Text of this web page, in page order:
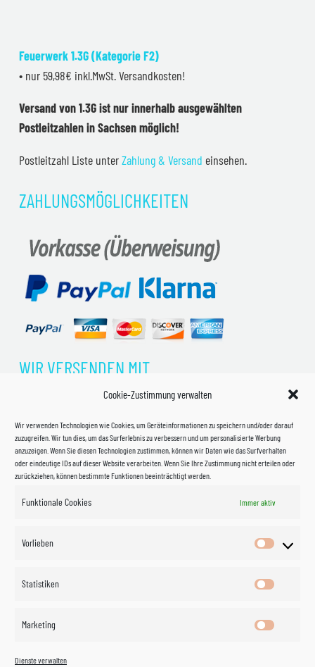
Cookie-Zustimmung verwalten
Wir verwenden Technologien wie Cookies, um Geräteinformationen zu speichern und/oder darauf
zuzugreifen. Wir tun dies, um das Surferlebnis zu verbessern und um personalisierte Werbung
anzuzeigen. Wenn Sie diesen Technologien zustimmen, können wir Daten wie das Surfverhalten
oder eindeutige IDs auf dieser Website verarbeiten. Wenn Sie Ihre Zustimmung nicht erteilen oder
zurückziehen, können bestimmte Funktionen beeinträchtigt werden.
Funktionale Cookies Immer aktiv
Vorlieben
Vorlieben
Statistiken
Marketing
Dienste verwalten
Feuerwerk 1.3G (Kategorie F2)
• nur 59,98€ inkl.MwSt. Versandkosten!
Versand von 1.3G ist nur innerhalb ausgewählten
Postleitzahlen in Sachsen möglich!
Postleitzahl Liste unterZahlung & Versand einsehen.
ZAHLUNGSMÖGLICHKEITEN
WIR VERSENDEN MIT
©